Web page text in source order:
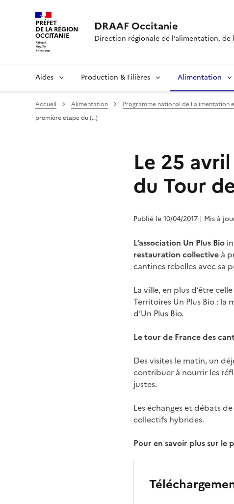
PRÉFET
DE LA RÉGION
OCCITANIE
DRAAF Occitanie
Direction régionale de l’alimentation, de
Aides Production & Filières Alimentation
Accueil Alimentation Programme national de l’alimentation
première étape du (…)
Le 25
du Tour
Publié le 10/04/2017 | Mis à
L’association Un Plus Bio
restauration collective à
cantines rebelles avec sa
La ville, en plus d’être
Territoires Un Plus Bio :
d’Un Plus Bio.
Le tour de France des
Des visites le matin, un
contribuer à nourrir les
justes.
Les échanges et débats
collectifs hybrides.
Pour en savoir plus sur le